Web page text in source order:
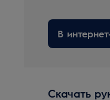
В
Скачать